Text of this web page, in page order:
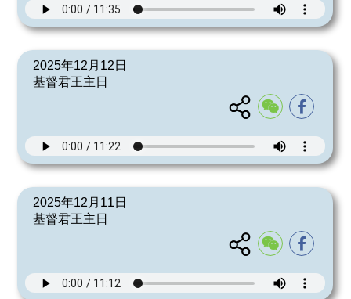
2025年12月12日
基督君王主日
2025年12月11日
基督君王主日